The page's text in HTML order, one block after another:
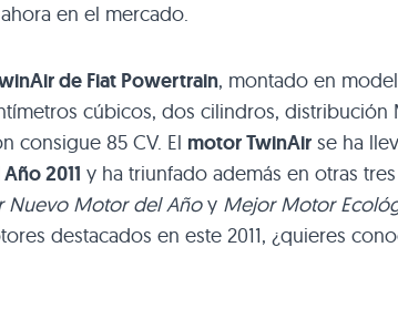
en el mercado.
de Fiat Powertrain, montado en
cúbicos, dos cilindros, distribución
consigue 85 CV. El motor TwinAir se ha
2011 y ha triunfado además en otras
Nuevo Motor del Añoy Mejor Motor
destacados en este 2011, ¿quieres